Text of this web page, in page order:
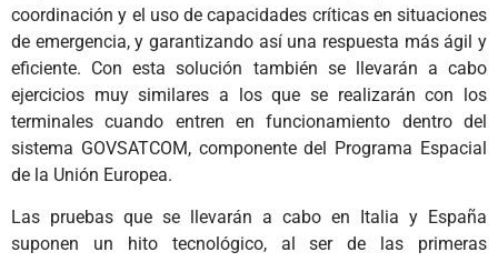
coordinación y el uso de capacidades críticas en situaciones
de emergencia, y garantizando así una respuesta más ágil y
eficiente. Con esta solución también se llevarán a cabo
ejercicios muy similares a los que se realizarán con los
terminales cuando entren en funcionamiento dentro del
sistema GOVSATCOM, componente del Programa Espacial
de la Unión Europea.
Las pruebas que se llevarán a cabo en Italia y España
suponen un hito tecnológico, al ser de las primeras